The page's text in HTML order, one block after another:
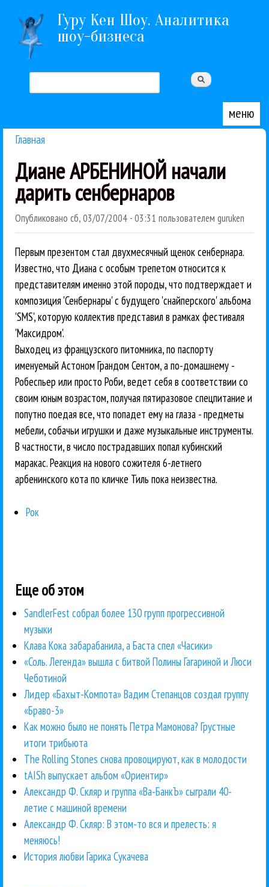
Перейти к основному содержанию
Гуру Кен Шоу. Аналитика
шоу-бизнеса
Форма поиска
меню
Главная
Диане АРБЕНИНОЙ начали
дарить сенбернаров
Опубликовано сб, 03/07/2004 - 03:31 пользователем guruken
Первым презентом стал двухмесячный щенок сенбернара.
Известно, что Диана с особым трепетом относится к
представителям именно этой породы, что подтверждает и
композиция 'Сенбернары' с будущего 'снайперского' альбома
'SMS', которую коллектив представил в рамках фестиваля
'Максидром'.
Выходец из французского питомника, по паспорту
именуемый Астоном Грандом Сентом, а по-домашнему -
Робеспьер или просто Роби, ведет себя в соответствии со
своим юным возрастом, получая пятиразовое спецпитание и
попутно поедая все, что попадет ему на глаза - предметы
мебели, собачьи игрушки и даже музыкальные инструменты.
В частности, в число пострадавших попал кубинский
маракас. Реакция на нового сожителя 6-летнего
арбенинского кота по кличке Тиль пока неизвестна.
Рок
Еще об этом
SandlerFest собрал более 130 групп прогрессивной
музыки
Клава Кока забарабанила, а Баста спел «Часики»
«Соль. Легенда» вышла с битвой Полины Гагариной и Люси
Чеботиной
Лидер «Бахыт-Компота» Вадим Степанцов создал группу
«Браво-3»
Как можно было не понять Петра Мамонова? Грустные
итоги трибьюта
The Rolling Stones снова провоцируют, как в молодости
tAISh выпускает альбом «Ориентир»
Александр Ф. Скляр и группа «Ва-БанкЪ» сыграли 40-
летие с машиной времени
Александр Ф. Скляр: В этом-то вся и прелесть: я
меняюсь!
История любви Гарика Сукачева